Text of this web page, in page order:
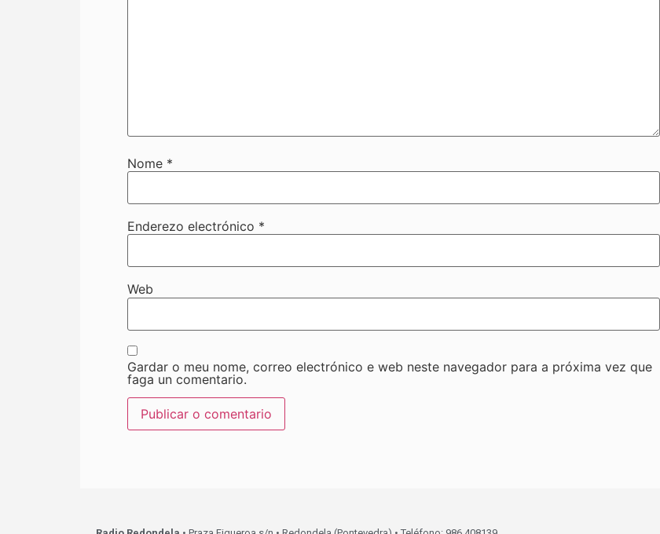
Nome *
Enderezo electrónico *
Web
Gardar o meu nome, correo electrónico e web neste navegador para a próxima vez que
faga un comentario.